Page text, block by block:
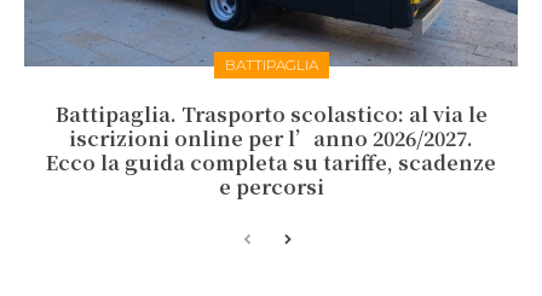
BATTIPAGLIA
Battipaglia. Trasporto scolastico: al via le
iscrizioni online per l’anno 2026/2027.
Ecco la guida completa su tariffe, scadenze
e percorsi